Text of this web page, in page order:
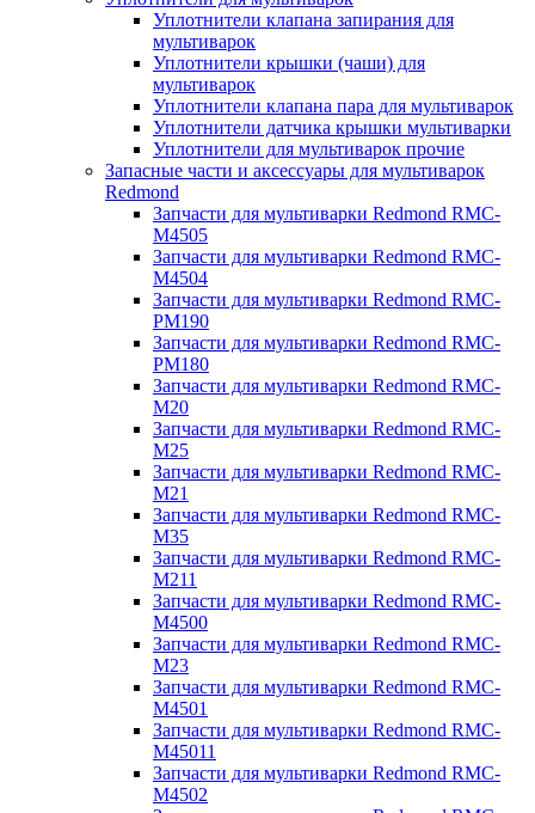
Уплотнители клапана запирания для
мультиварок
Уплотнители крышки (чаши) для
мультиварок
Уплотнители клапана пара для мультиварок
Уплотнители датчика крышки мультиварки
Уплотнители для мультиварок прочие
Запасные части и аксессуары для мультиварок
Redmond
Запчасти для мультиварки Redmond RMC-
M4505
Запчасти для мультиварки Redmond RMC-
M4504
Запчасти для мультиварки Redmond RMC-
PM190
Запчасти для мультиварки Redmond RMC-
PM180
Запчасти для мультиварки Redmond RMC-
M20
Запчасти для мультиварки Redmond RMC-
M25
Запчасти для мультиварки Redmond RMC-
M21
Запчасти для мультиварки Redmond RMC-
M35
Запчасти для мультиварки Redmond RMC-
M211
Запчасти для мультиварки Redmond RMC-
M4500
Запчасти для мультиварки Redmond RMC-
M23
Запчасти для мультиварки Redmond RMC-
M4501
Запчасти для мультиварки Redmond RMC-
M45011
Запчасти для мультиварки Redmond RMC-
M4502